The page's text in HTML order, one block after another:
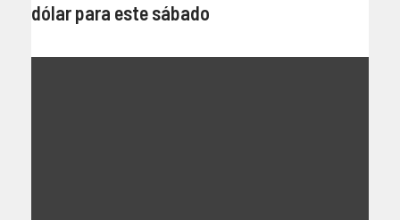
dólar para este sábado